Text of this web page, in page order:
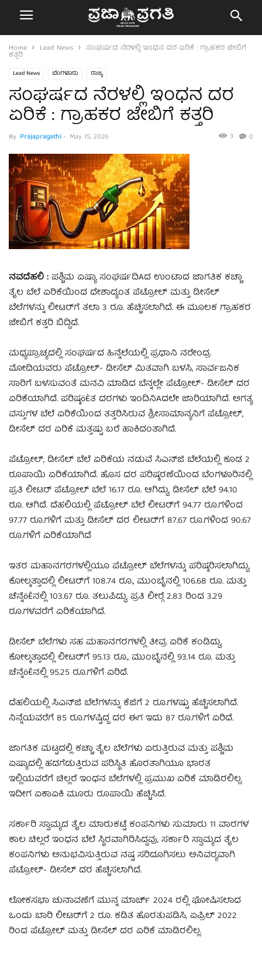
Home Lead News ಸಂಘರ್ಷದ ನೆರಳಲ್ಲಿ ಇಂಧನ ದರ ಏರಿಕೆ : ಗ್ರಾಹಕರ ಜೇಬಿಗೆ
ಕತ್ತರಿ
Lead News ಬೆಂಗಳೂರು ರಾಜ್ಯ
ಸಂಘರ್ಷದ ನೆರಳಲ್ಲಿ ಇಂಧನ ದರ
ಏರಿಕೆ : ಗ್ರಾಹಕರ ಜೇಬಿಗೆ ಕತ್ತರಿ
By Prajapragathi- May 15, 2026 0
3
ನವದೆಹಲಿ :ಪಶ್ಚಿಮ ಏಷ್ಯಾ ಸಂಘರ್ಷದಿAದ ಉಂಟಾದ ಜಾಗತಿಕ ಕಚ್ಚಾ
ತೈಲ ಬೆಲೆ ಏರಿಕೆಯಿಂದ ದೇಶಾದ್ಯಂತ ಪೆಟ್ರೋಲ್ ಮತ್ತು ಡೀಸೆಲ್
ಬೆಲೆಗಳನ್ನು ಲೀಟರ್‌ಗೆ ತಲಾ 3 ರೂ. ಹೆಚ್ಚಿಸಲಾಗಿದೆ. ಈ ಮೂಲಕ ಗ್ರಾಹಕರ
ಜೇಬಿಗೆ ಕತ್ತರಿ ಬಿದ್ದಿದೆ.
ಮಧ್ಯಪ್ರಾಚ್ಯದಲ್ಲಿ ಸಂಘರ್ಷದ ಹಿನ್ನೆಲೆಯಲ್ಲಿ ಪ್ರಧಾನಿ ನರೇಂದ್ರ
ಮೋದಿಯವರು ಪೆಟ್ರೋಲ್- ಡೀಸೆಲ್ ಮಿತವಾಗಿ ಬಳಸಿ, ಸಾರ್ವಜನಿಕ
ಸಾರಿಗೆ ಬಳಸುವಂತೆ ಮನವಿ ಮಾಡಿದ ಬೆನ್ನಲ್ಲೇ ಪೆಟ್ರೋಲ್- ಡೀಸೆಲ್ ದರ
ಏರಿಕೆಯಾಗಿದೆ. ಪರಿಷ್ಕöÈತ ದರಗಳು ಇಂದಿನಿAದಲೇ ಜಾರಿಯಾಗಿದೆ. ಅಗತ್ಯ
ವಸ್ತುಗಳ ಬೆಲೆ ಏರಿಕೆಯಿಂದ ತತ್ತರಿಸಿರುವ ಶ್ರೀಸಾಮಾನ್ಯನಿಗೆ ಪೆಟ್ರೋಲ್,
ಡೀಸೆಲ್ ದರ ಏರಿಕೆ ಮತ್ತಷ್ಟು ಬರೆ ಹಾಕಿದಂತಾಗಿದೆ.
ಪೆಟ್ರೋಲ್, ಡೀಸೆಲ್ ಬೆಲೆ ಏರಿಕೆಯ ನಡುವೆ ಸಿಎನ್‌ಜಿ ಬೆಲೆಯಲ್ಲಿ ಕೂಡ 2
ರೂಪಾಯಿ ಏರಿಕೆಯಾಗಿದೆ. ಹೊಸ ದರ ಪರಿಷ್ಕರಣೆಯಿಂದ ಬೆಂಗಳೂರಿನಲ್ಲಿ
ಪ್ರತಿ ಲೀಟರ್ ಪೆಟ್ರೋಲ್ ಬೆಲೆ 16.17 ರೂ. ಆಗಿದ್ದು, ಡೀಸೆಲ್ ಬೆಲೆ 94.10
ರೂ. ಆಗಿದೆ. ದೆಹಲಿಯಲ್ಲಿ ಪೆಟ್ರೋಲ್ ಬೆಲೆ ಲೀಟರ್‌ಗೆ 94.77 ರೂ.ಗಳಿಂದ
97.77 ರೂ.ಗಳಿಗೆ ಮತ್ತು ಡೀಸೆಲ್ ದರ ಲೀಟರ್‌ಗೆ 87.67 ರೂ.ಗಳಿಂದ 90.67
ರೂ.ಗಳಿಗೆ ಏರಿಕೆಯಾಗಿದೆ
ಇತರ ಮಹಾನಗರಗಳಲ್ಲಿಯೂ ಪೆಟ್ರೋಲ್ ಬೆಲೆಗಳನ್ನು ಪರಿಷ್ಕರಿಸಲಾಗಿದ್ದು,
ಕೋಲ್ಕತ್ತಾದಲ್ಲಿ ಲೀಟರ್‌ಗೆ 108.74 ರೂ., ಮುಂಬೈನಲ್ಲಿ 106.68 ರೂ. ಮತ್ತು
ಚೆನ್ನೆöÊನಲ್ಲಿ 103.67 ರೂ. ತಲುಪಿದ್ದು, ಪ್ರತಿ ಲೀರ‍್ಗೆ 2.83 ರಿಂದ 3.29
ರೂ.ಗಳವರೆಗೆ ಏರಿಕೆಯಾಗಿದೆ.
ಡೀಸೆಲ್ ಬೆಲೆಗಳು ಸಹ ಮಹಾನಗರಗಳಲ್ಲಿ ತೀವ್ರ ಏರಿಕೆ ಕಂಡಿದ್ದು,
ಕೋಲ್ಕತ್ತಾದಲ್ಲಿ ಲೀಟರ್‌ಗೆ 95.13 ರೂ., ಮುಂಬೈನಲ್ಲಿ 93.14 ರೂ. ಮತ್ತು
ಚೆನ್ನೆöÊನಲ್ಲಿ 95.25 ರೂ.ಗಳಿಗೆ ಏರಿದೆ.
ದೆಹಲಿಯಲ್ಲಿ ಸಿಎನ್‌ಜಿ ಬೆಲೆಗಳನ್ನು ಕೆಜಿಗೆ 2 ರೂ.ಗಳಷ್ಟು ಹೆಚ್ಚಿಸಲಾಗಿದೆ.
ನಿನ್ನೆಯವರೆಗೆ 85 ರೂ.ಗಳಷ್ಟಿದ್ದ ದರ ಈಗ ಇದು 87 ರೂ.ಗಳಿಗೆ ಏರಿದೆ.
ಜಾಗತಿಕ ಮಟ್ಟದಲ್ಲಿ ಕಚ್ಚಾ ತೈಲ ಬೆಲೆಗಳು ಏರುತ್ತಿರುವ ಮತ್ತು ಪಶ್ಚಿಮ
ಏಷ್ಯಾದಲ್ಲಿ ಹದಗೆಡುತ್ತಿರುವ ಪರಿಸ್ಥಿತಿ ಹೊರತಾಗಿಯೂ ಭಾರತ
ಇಲ್ಲಿಯವರೆಗೆ ಚಿಲ್ಲರೆ ಇಂಧನ ಬೆಲೆಗಳಲ್ಲಿ ಪ್ರಮುಖ ಏರಿಕೆ ಮಾಡಿರಲಿಲ್ಲ.
ಇದೀಗ ಏಕಾಏಕಿ ಮೂರು ರೂಪಾಯಿ ಹೆಚ್ಚಿಸಿದೆ.
ಸರ್ಕಾರಿ ಸ್ವಾಮ್ಯದ ತೈಲ ಮಾರುಕಟ್ಟೆ ಕಂಪನಿಗಳು ಸುಮಾರು 11 ವಾರಗಳ
ಕಾಲ ಚಿಲ್ಲರೆ ಇಂಧನ ಬೆಲೆ ಸ್ಥಿರವಾಗಿರಿಸಿದ್ದವು, ಸರ್ಕಾರಿ ಸ್ವಾಮ್ಯದ ತೈಲ
ಕಂಪನಿಗಳು ಅನುಭವಿಸುತ್ತಿರುವ ನಷ್ಟ ಸರಿದೂಗಿಸಲು ಅನಿವರ‍್ಯವಾಗಿ
ಪೆಟ್ರೋಲ್- ಡೀಸೆಲ್ ದರ ಹೆಚ್ಚಿಸಲಾಗಿದೆ.
ಲೋಕಸಭಾ ಚುನಾವಣೆಗೆ ಮುನ್ನ ಮಾರ್ಚ್ 2024 ರಲ್ಲಿ ಘೋಷಿಸಲಾದ
ಒಂದು ಬಾರಿ ಲೀಟರ್‌ಗೆ 2 ರೂ. ಕಡಿತ ಹೊರತುಪಡಿಸಿ, ಏಪ್ರಿಲ್ 2022
ರಿಂದ ಪೆಟ್ರೋಲ್ ಮತ್ತು ಡೀಸೆಲ್ ದರ ಏರಿಕೆ ಮಾಡಿರಲಿಲ್ಲ.